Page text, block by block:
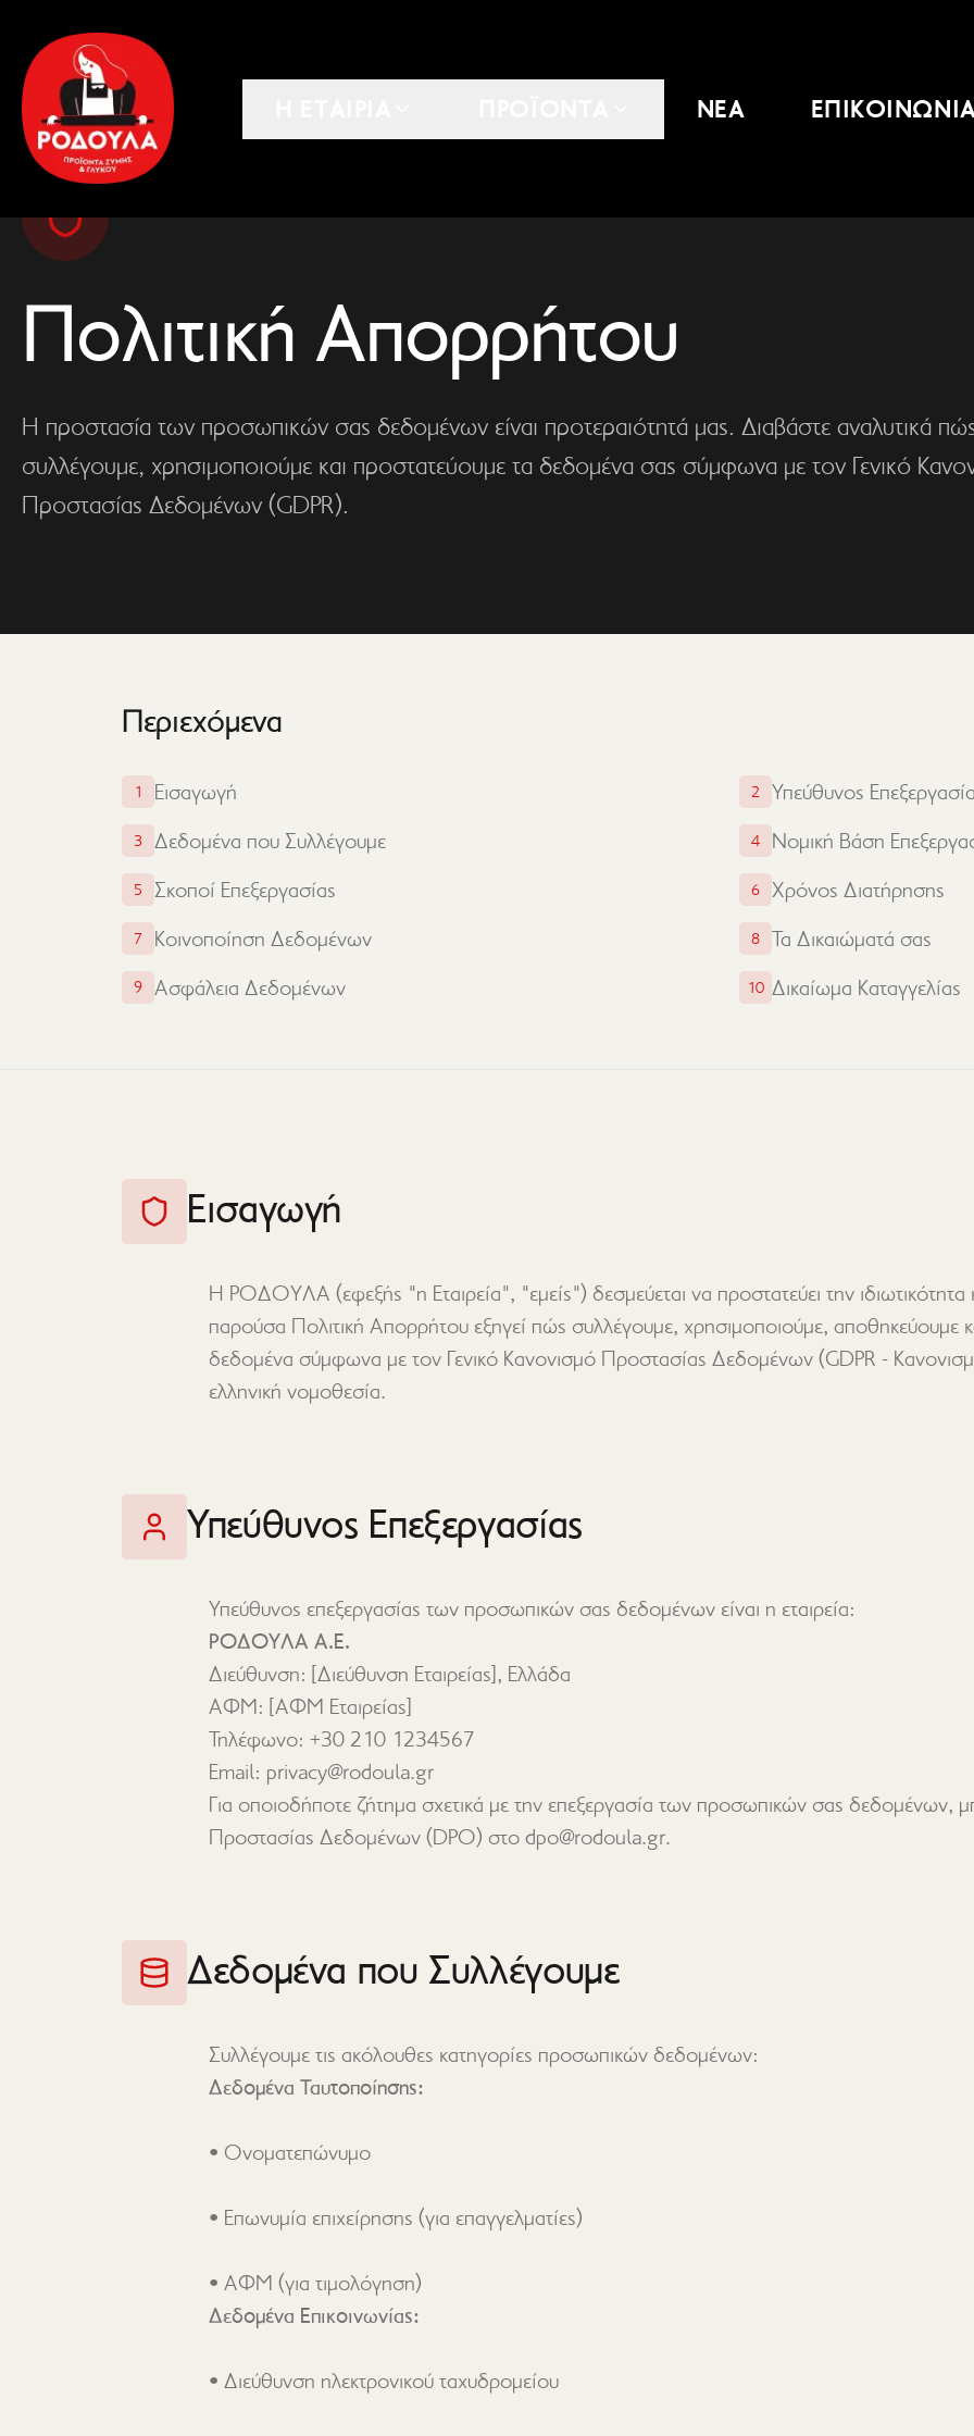
ΝΕΑ
Πολιτική Απορρήτου
Η προστασία των προσωπικών σας δεδομένων είναι προτεραιότητά μας. Διαβάστε αναλυτικά
συλλέγουμε, χρησιμοποιούμε και προστατεύουμε τα δεδομένα σας σύμφωνα με τον Γενικό
Προστασίας Δεδομένων (GDPR).
Περιεχόμενα
1 Εισαγωγή 2 Υπεύθυνος
3 Δεδομένα που Συλλέγουμε 4 Νομική Βάση
5 Σκοποί Επεξεργασίας 6 Χρόνος Διατήρησης
7 Κοινοποίηση Δεδομένων 8 Τα Δικαιώματά σας
9 Ασφάλεια Δεδομένων 10 Δικαίωμα Καταγγελίας
Εισαγωγή
Η ΡΟΔΟΥΛΑ (εφεξής "η Εταιρεία", "εμείς") δεσμεύεται να προστατεύει την
παρούσα Πολιτική Απορρήτου εξηγεί πώς συλλέγουμε, χρησιμοποιούμε, αποθηκεύουμε
δεδομένα σύμφωνα με τον Γενικό Κανονισμό Προστασίας Δεδομένων (GDPR -
ελληνική νομοθεσία.
Υπεύθυνος Επεξεργασίας
Υπεύθυνος επεξεργασίας των προσωπικών σας δεδομένων είναι η εταιρεία:
ΡΟΔΟΥΛΑ Α.Ε.
Διεύθυνση: [Διεύθυνση Εταιρείας], Ελλάδα
ΑΦΜ: [ΑΦΜ Εταιρείας]
Τηλέφωνο: +30 210 1234567
Email: privacy@rodoula.gr
Για οποιοδήποτε ζήτημα σχετικά με την επεξεργασία των προσωπικών σας δεδομένων,
Προστασίας Δεδομένων (DPO) στο dpo@rodoula.gr.
Δεδομένα που Συλλέγουμε
Συλλέγουμε τις ακόλουθες κατηγορίες προσωπικών δεδομένων:
Δεδομένα Ταυτοποίησης:
• ΑΦΜ (για τιμολόγηση)
Δεδομένα Επικοινωνίας: